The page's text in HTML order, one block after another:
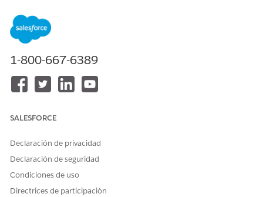
Disponible en:
Disponible en: Ediciones
licencia Life Sciences Cloud, Life Sciences Cloud para
Customer Engagement Add-on y el paquete gestionado Life
Sciences Customer Engagement.
Configure el desembolso de muestra de modo que los
proporcionadas a profesionales de la salud durante las
Configurar validación de inventario de muestra
1-800-667-6389
SALESFORCE
Declaración de privacidad
Declaración de seguridad
Condiciones de uso
Directrices de participación